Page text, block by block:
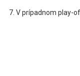
V prípadnom play-